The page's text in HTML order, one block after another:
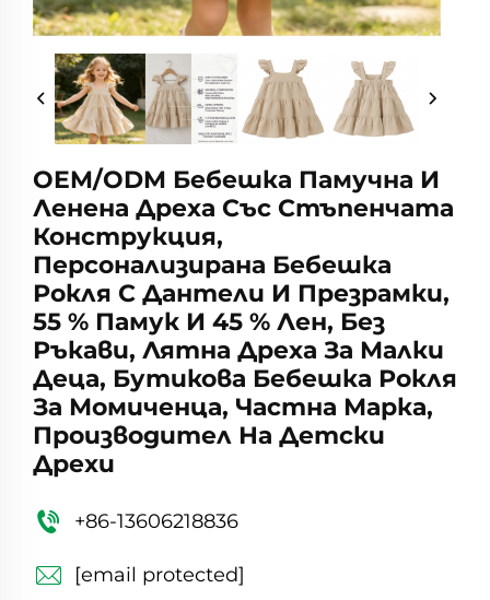
OEM/ODM Бебешка Памучна И
Ленена Дреха Със Стъпенчата
Конструкция,
Персонализирана Бебешка
Рокля С Дантели И Презрамки,
55 % Памук И 45 % Лен, Без
Ръкави, Лятна Дреха За Малки
Деца, Бутикова Бебешка Рокля
За Момиченца, Частна Марка,
Производител На Детски
Дрехи
+86-13606218836
[email protected]